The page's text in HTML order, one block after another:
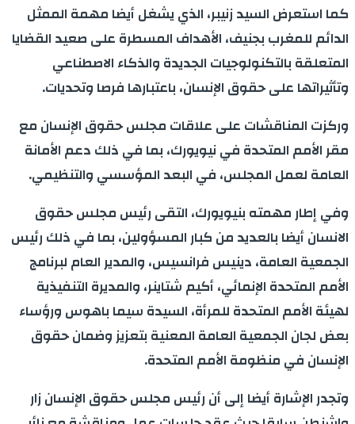
كما استعرض السيد زنيبر، الذي يشغل أيضا مهمة الممثل
الدائم للمغرب بجنيف، الأهداف المسطرة على صعيد القضايا
المتعلقة بالتكنولوجيات الجديدة والذكاء الاصطناعي
وتأثيراتها على حقوق الإنسان، باعتبارها فرصا وتحديات.
وركزت المناقشات على علاقات مجلس حقوق الإنسان مع
مقر الأمم المتحدة في نيويورك، بما في ذلك دعم الأمانة
العامة لعمل المجلس، في البعد المؤسسي والتنظيمي.
وفي إطار مهمته بنيويورك، التقى رئيس مجلس حقوق
الانسان أيضا بالعديد من كبار المسؤولين، بما في ذلك رئيس
الجمعية العامة، دينيس فرانسيس، والمدير العام لبرنامج
الأمم المتحدة الإنمائي، أكيم شتاينر، والمديرة التنفيذية
لهيئة الأمم المتحدة للمرأة، السيدة سيما باهوس ورؤساء
بعض لجان الجمعية العامة المعنية بتعزيز وضمان حقوق
الإنسان في منظومة الأمم المتحدة.
وتجدر الإشارة أيضا إلى أن رئيس مجلس حقوق الإنسان زار